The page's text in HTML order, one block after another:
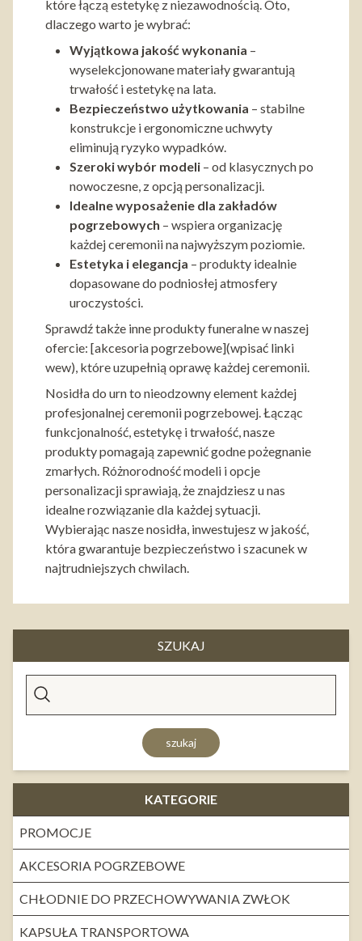
SZUKAJ
szukaj
KATEGORIE
PROMOCJE
AKCESORIA POGRZEBOWE
CHŁODNIE DO PRZECHOWYWANIA ZWŁOK
KAPSUŁA TRANSPORTOWA
które łączą estetykę z niezawodnością. Oto,
dlaczego warto je wybrać:
Wyjątkowa jakość wykonania –
wyselekcjonowane materiały gwarantują
trwałość i estetykę na lata.
Bezpieczeństwo użytkowania – stabilne
konstrukcje i ergonomiczne uchwyty
eliminują ryzyko wypadków.
Szeroki wybór modeli – od klasycznych po
nowoczesne, z opcją personalizacji.
Idealne wyposażenie dla zakładów
pogrzebowych – wspiera organizację
każdej ceremonii na najwyższym poziomie.
Estetyka i elegancja – produkty idealnie
dopasowane do podniosłej atmosfery
uroczystości.
Sprawdź także inne produkty funeralne w naszej
ofercie: [akcesoria pogrzebowe](wpisać linki
wew), które uzupełnią oprawę każdej ceremonii.
Nosidła do urn to nieodzowny element każdej
profesjonalnej ceremonii pogrzebowej. Łącząc
funkcjonalność, estetykę i trwałość, nasze
produkty pomagają zapewnić godne pożegnanie
zmarłych. Różnorodność modeli i opcje
personalizacji sprawiają, że znajdziesz u nas
idealne rozwiązanie dla każdej sytuacji.
Wybierając nasze nosidła, inwestujesz w jakość,
która gwarantuje bezpieczeństwo i szacunek w
najtrudniejszych chwilach.